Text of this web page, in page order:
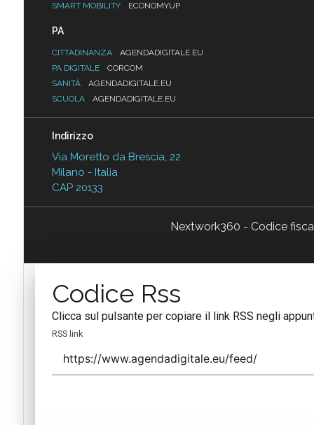
SMART MOBILITY
ECONOMYUP
PA
CITTADINANZA
AGENDADIGITALE.EU
PA DIGITALE
CORCOM
SANITÀ
AGENDADIGITALE.EU
SCUOLA
AGENDADIGITALE.EU
Indirizzo
Via Moretto da Brescia, 22
Milano - Italia
CAP 20133
Nextwork360 - Codice
Codice Rss
Clicca sul pulsante per copiare il link RSS negli
RSS link